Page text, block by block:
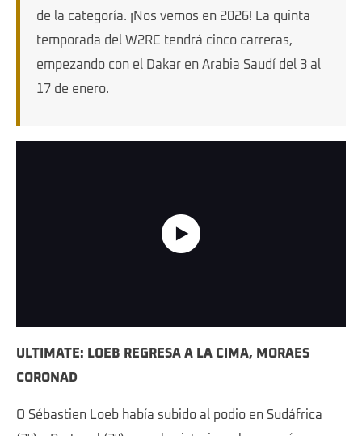
de la categoría. ¡Nos vemos en 2026! La quinta
temporada del W2RC tendrá cinco carreras,
empezando con el Dakar en Arabia Saudí del 3 al
17 de enero.
ULTIMATE: LOEB REGRESA A LA CIMA, MORAES
CORONAD
O Sébastien Loeb había subido al podio en Sudáfrica